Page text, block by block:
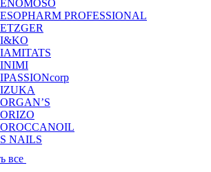
PROFESSIONAL
NAILS
все